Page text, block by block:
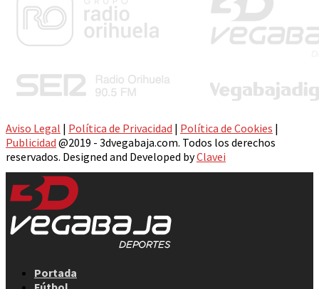
Aviso Legal | Política de Privacidad | Política de Cookies |
Publicidad @2019 - 3dvegabaja.com. Todos los derechos
reservados. Designed and Developed byClavei
Portada